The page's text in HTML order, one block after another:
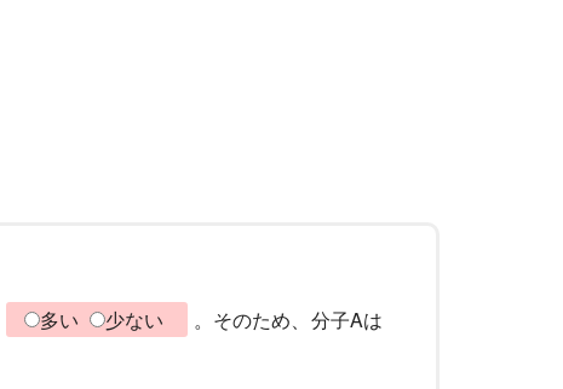
多い 少ない
。そのため、分子Aは